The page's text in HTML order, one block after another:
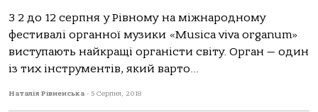
З 2 до 12 серпня у Рівному на міжнародному
фестивалі органної музики «Musica viva organum»
виступають найкращі органісти світу. Орган — один
із тих інструментів, який варто...
Наталія Рівненська - 5 Серпня, 2018